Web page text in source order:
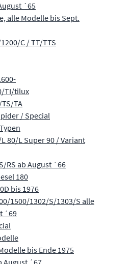
´65
alle Modelle bis Sept.
C / TT/TTS
TI/tilux
TA
/ Special
80/L Super 90 / Variant
RS ab August ´66
180
bis 1976
1500/1302/S/1303/S alle
´69
bis Ende 1975